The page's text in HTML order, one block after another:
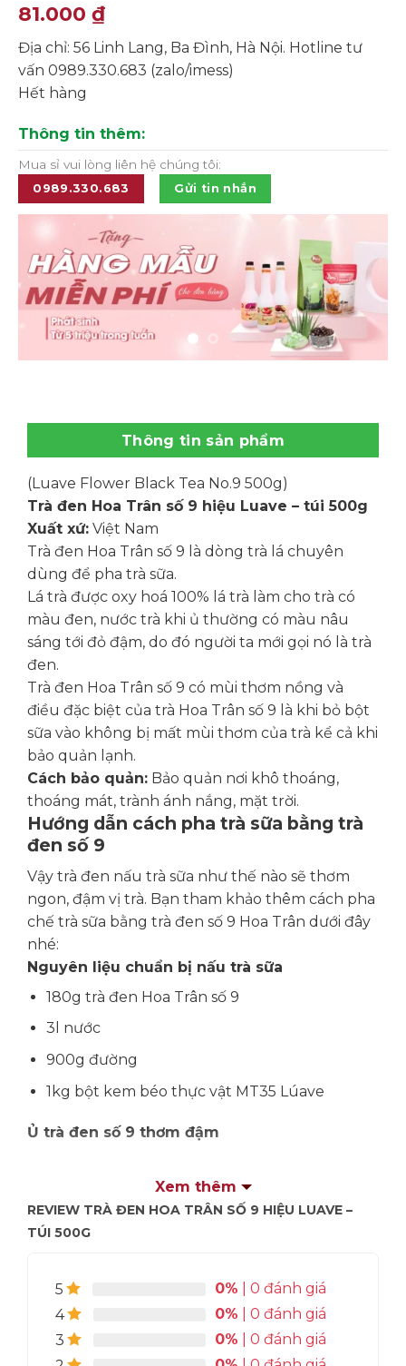
81.000 ₫
Địa chỉ: 56 Linh Lang, Ba Đình, Hà Nội. Hotline tư
vấn 0989.330.683 (zalo/imess)
Hết hàng
Thông tin thêm:
Mua sỉ vui lòng liên hệ chúng tôi:
0989.330.683 Gửi tin nhắn
Thông tin sản phẩm
(Luave Flower Black Tea No.9 500g)
Trà đen Hoa Trân số 9 hiệu Luave – túi 500g
Xuất xứ:Việt Nam
Trà đen Hoa Trân số 9 là dòng trà lá chuyên
dùng để pha trà sữa.
Lá trà được oxy hoá 100% lá trà làm cho trà có
màu đen, nước trà khi ủ thường có màu nâu
sáng tới đỏ đậm, do đó người ta mới gọi nó là trà
đen.
Trà đen Hoa Trân số 9 có mùi thơm nồng và
điều đặc biệt của trà Hoa Trân số 9 là khi bỏ bột
sữa vào không bị mất mùi thơm của trà kể cả khi
bảo quản lạnh.
Cách bảo quản:Bảo quản nơi khô thoáng,
thoáng mát, trành ánh nắng, mặt trời.
Hướng dẫn cách pha trà sữa bằng trà
đen số 9
Vậy trà đen nấu trà sữa như thế nào sẽ thơm
ngon, đậm vị trà. Bạn tham khảo thêm cách pha
chế trà sữa bằng trà đen số 9 Hoa Trân dưới đây
nhé:
Nguyên liệu chuẩn bị nấu trà sữa
180g trà đen Hoa Trân số 9
3l nước
900g đường
1kg bột kem béo thực vật MT35 Lúave
Ủ trà đen số 9 thơm đậm
Để có ly trà sữa thơm ngon đậm vị trà thì bạn
phải biết cách ủ trà đen số 9 đúng cách. Bạn có
thể làm theo hướng dẫn như sau:
Đậy kín nắp, lắc nhẹ để trà ngấm nước và ủ
trà trong 30 phút. Đây là cách ủ trà đen số 9
được đậm vị hơn.
Xem thêm
REVIEW TRÀ ĐEN HOA TRÂN SỐ 9 HIỆU LUAVE –
TÚI 500G
5 0% | 0 đánh giá
4
0% | 0 đánh giá
3
0% | 0 đánh giá